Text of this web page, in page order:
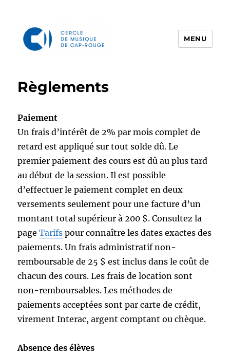
MENU
Règlements
Paiement
Un frais d’intérêt de 2% par mois complet de
retard est appliqué sur tout solde dû. Le
premier paiement des cours est dû au plus tard
au début de la session. Il est possible
d’effectuer le paiement complet en deux
versements seulement pour une facture d’un
montant total supérieur à 200 $. Consultez la
pageTarifs pour connaître les dates exactes des
paiements. Un frais administratif non-
remboursable de 25 $ est inclus dans le coût de
chacun des cours. Les frais de location sont
non-remboursables. Les méthodes de
paiements acceptées sont par carte de crédit,
virement Interac, argent comptant ou chèque.
Absence des élèves